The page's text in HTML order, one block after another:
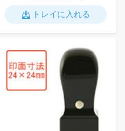
トレイに入れる